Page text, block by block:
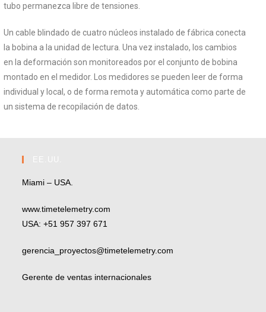
tubo permanezca libre de tensiones.
Un cable blindado de cuatro núcleos instalado de fábrica conecta
la bobina a la unidad de lectura. Una vez instalado, los cambios
en la deformación son monitoreados por el conjunto de bobina
montado en el medidor. Los medidores se pueden leer de forma
individual y local, o de forma remota y automática como parte de
un sistema de recopilación de datos.
Miami – USA.
www.timetelemetry.com
USA: +51 957 397 671
gerencia_proyectos@timetelemetry.com
Gerente de ventas internacionales